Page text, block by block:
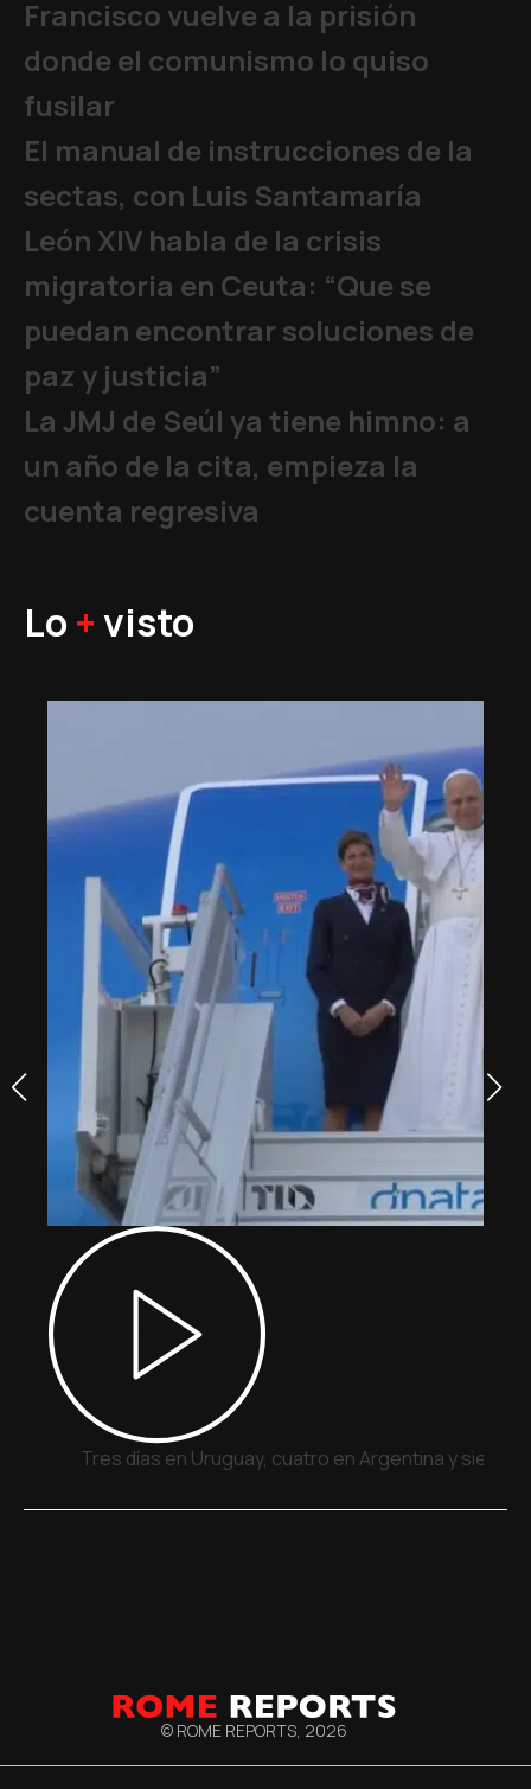
Francisco vuelve a la prisión
donde el comunismo lo quiso
fusilar
El manual de instrucciones de la
sectas, con Luis Santamaría
León XIV habla de la crisis
migratoria en Ceuta: “Que se
puedan encontrar soluciones de
paz y justicia”
La JMJ de Seúl ya tiene himno: a
un año de la cita, empieza la
cuenta regresiva
Lo +visto
Tres días en Uruguay, cuatro en Argentina y siete
© ROME REPORTS, 2026